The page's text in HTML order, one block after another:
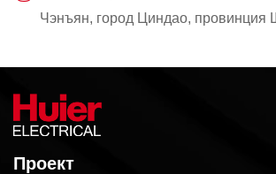
Чэнъян, город Циндао, провинция
Проект